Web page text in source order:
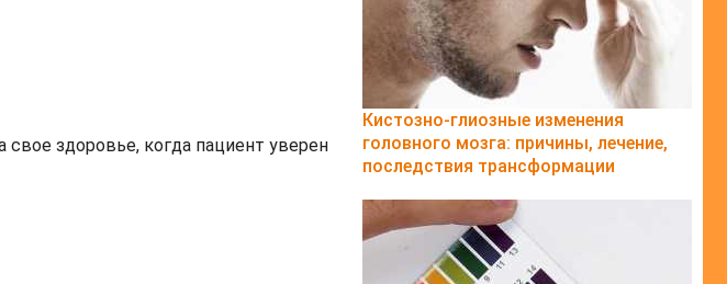
свое здоровье, когда пациент уверен
Кистозно-глиозные изменения
головного мозга: причины, лечение,
последствия трансформации